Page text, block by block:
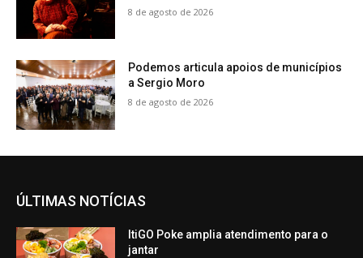
8 de agosto de 2026
Podemos articula apoios de municípios
a Sergio Moro
8 de agosto de 2026
ÚLTIMAS NOTÍCIAS
ItiGO Poke amplia atendimento para o
jantar